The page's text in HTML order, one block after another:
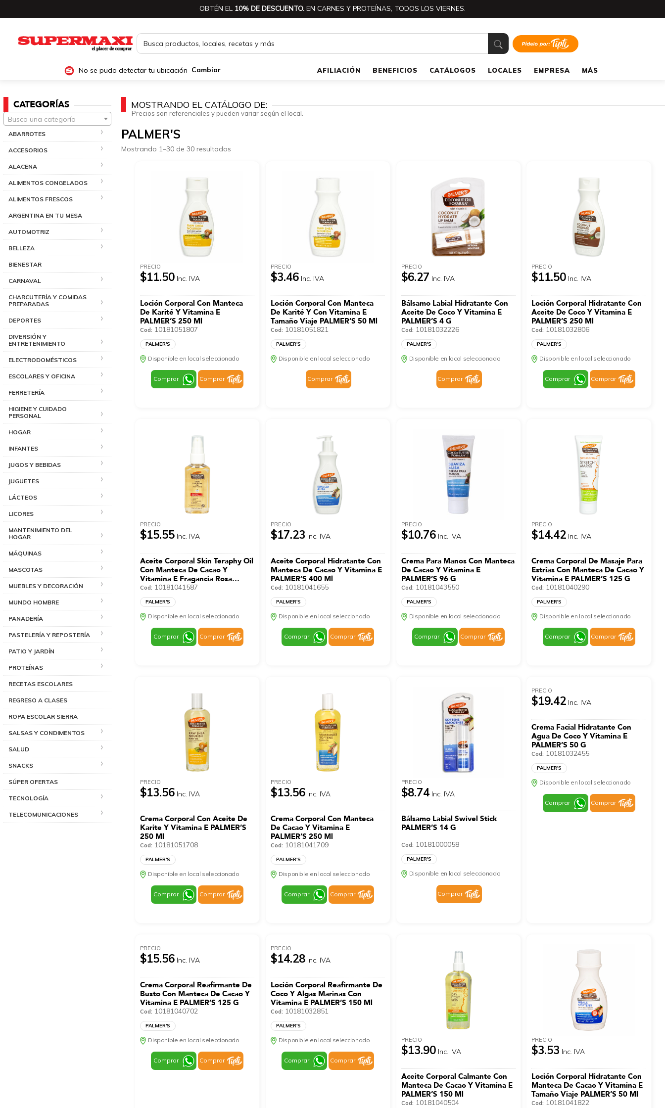
OBTÉN EL 10% DE DESCUENTO. EN CARNES Y PROTEÍNAS, TODOS LOS VIERNES.
No se pudo detectar tu ubicación Cambiar AFILIACIÓN BENEFICIOS CATÁLOGOS LOCALES EMPRESA MÁS
CATEGORÍAS
Busca una categoría
ABARROTES
ACCESORIOS
ALACENA
ALIMENTOS CONGELADOS
ALIMENTOS FRESCOS
ARGENTINA EN TU MESA
AUTOMOTRIZ
BELLEZA
BIENESTAR
CARNAVAL
CHARCUTERÍA Y COMIDAS
PREPARADAS
DEPORTES
DIVERSIÓN Y
ENTRETENIMIENTO
ELECTRODOMÉSTICOS
ESCOLARES Y OFICINA
FERRETERÍA
HIGIENE Y CUIDADO
PERSONAL
HOGAR
INFANTES
JUGOS Y BEBIDAS
JUGUETES
LÁCTEOS
LICORES
MANTENIMIENTO DEL
HOGAR
MÁQUINAS
MASCOTAS
MUEBLES Y DECORACIÓN
MUNDO HOMBRE
PANADERÍA
PASTELERÍA Y REPOSTERÍA
PATIO Y JARDÍN
PROTEÍNAS
RECETAS ESCOLARES
REGRESO A CLASES
ROPA ESCOLAR SIERRA
SALSAS Y CONDIMENTOS
SALUD
SNACKS
SÚPER OFERTAS
TECNOLOGÍA
TELECOMUNICACIONES
MOSTRANDO EL CATÁLOGO DE:
Precios son referenciales y pueden variar según el local.
PALMER'S
Mostrando 1–30 de 30 resultados
PRECIO
$11.50 Inc. IVA
Loción Corporal Con Manteca
De Karité Y Vitamina E
PALMER’S 250 Ml
Cod: 10181051807
PALMER'S
Disponible en local seleccionado
Comprar Comprar
PRECIO
$3.46 Inc. IVA
Loción Corporal Con Manteca
De Karité Y Con Vitamina E
Tamaño Viaje PALMER’S 50 Ml
Cod: 10181051821
PALMER'S
Disponible en local seleccionado
Comprar
PRECIO
$6.27 Inc. IVA
Bálsamo Labial Hidratante Con
Aceite De Coco Y Vitamina E
PALMER’S 4 G
Cod: 10181032226
PALMER'S
Disponible en local seleccionado
Comprar
PRECIO
$11.50 Inc. IVA
Loción Corporal Hidratante Con
Aceite De Coco Y Vitamina E
PALMER’S 250 Ml
Cod: 10181032806
PALMER'S
Disponible en local seleccionado
Comprar Comprar
PRECIO
$15.55 Inc. IVA
Aceite Corporal Skin Teraphy Oil
Con Manteca De Cacao Y
Vitamina E Fragancia Rosa
Mosqueta PALMER’S 60 ML
Cod: 10181041587
PALMER'S
Disponible en local seleccionado
Comprar Comprar
PRECIO
$17.23 Inc. IVA
Aceite Corporal Hidratante Con
Manteca De Cacao Y Vitamina E
PALMER’S 400 Ml
Cod: 10181041655
PALMER'S
Disponible en local seleccionado
Comprar Comprar
PRECIO
$10.76 Inc. IVA
Crema Para Manos Con Manteca
De Cacao Y Vitamina E
PALMER’S 96 G
Cod: 10181043550
PALMER'S
Disponible en local seleccionado
Comprar Comprar
PRECIO
$14.42 Inc. IVA
Crema Corporal De Masaje Para
Estrías Con Manteca De Cacao Y
Vitamina E PALMER’S 125 G
Cod: 10181040290
PALMER'S
Disponible en local seleccionado
Comprar Comprar
PRECIO
$13.56 Inc. IVA
Crema Corporal Con Aceite De
Karite Y Vitamina E PALMER’S
250 Ml
Cod: 10181051708
PALMER'S
Disponible en local seleccionado
Comprar Comprar
PRECIO
$13.56 Inc. IVA
Crema Corporal Con Manteca
De Cacao Y Vitamina E
PALMER’S 250 Ml
Cod: 10181041709
PALMER'S
Disponible en local seleccionado
Comprar Comprar
PRECIO
$8.74 Inc. IVA
Bálsamo Labial Swivel Stick
PALMER’S 14 G
Cod: 10181000058
PALMER'S
Disponible en local seleccionado
Comprar
PRECIO
$19.42 Inc. IVA
Crema Facial Hidratante Con
Agua De Coco Y Vitamina E
PALMER’S 50 G
Cod: 10181032455
PALMER'S
Disponible en local seleccionado
Comprar Comprar
PRECIO
$15.56 Inc. IVA
Crema Corporal Reafirmante De
Busto Con Manteca De Cacao Y
Vitamina E PALMER’S 125 G
Cod: 10181040702
PALMER'S
Disponible en local seleccionado
Comprar Comprar
PRECIO
$14.28 Inc. IVA
Loción Corporal Reafirmante De
Coco Y Algas Marinas Con
Vitamina E PALMER’S 150 Ml
Cod: 10181032851
PALMER'S
Disponible en local seleccionado
Comprar Comprar
PRECIO
$13.90 Inc. IVA
Aceite Corporal Calmante Con
Manteca De Cacao Y Vitamina E
PALMER’S 150 Ml
Cod: 10181040504
PRECIO
$3.53 Inc. IVA
Loción Corporal Hidratante Con
Manteca De Cacao Y Vitamina E
Tamaño Viaje PALMER’S 50 Ml
Cod: 10181041822